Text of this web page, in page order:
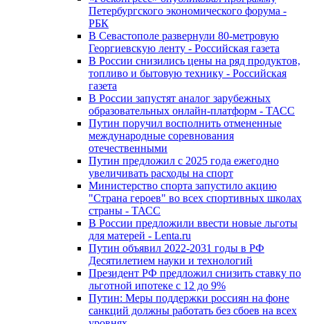
Петербургского экономического форума -
РБК
В Севастополе развернули 80-метровую
Георгиевскую ленту - Российская газета
В России снизились цены на ряд продуктов,
топливо и бытовую технику - Российская
газета
В России запустят аналог зарубежных
образовательных онлайн-платформ - ТАСС
Путин поручил восполнить отмененные
международные соревнования
отечественными
Путин предложил с 2025 года ежегодно
увеличивать расходы на спорт
Министерство спорта запустило акцию
"Страна героев" во всех спортивных школах
страны - ТАСС
В России предложили ввести новые льготы
для матерей - Lenta.ru
Путин объявил 2022-2031 годы в РФ
Десятилетием науки и технологий
Президент РФ предложил снизить ставку по
льготной ипотеке с 12 до 9%
Путин: Меры поддержки россиян на фоне
санкций должны работать без сбоев на всех